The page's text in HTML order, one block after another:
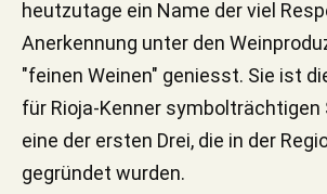
heutzutage ein Name der viel
Anerkennung unter den
"feinen Weinen" geniesst. Sie ist
für Rioja-Kenner symbolträchtigen
eine der ersten Drei, die in der
gegründet wurden.